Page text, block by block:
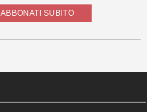
ABBONATI SUBITO